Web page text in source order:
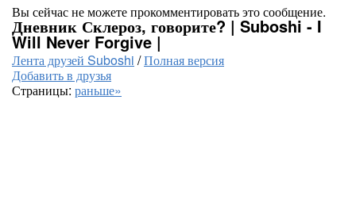
Вы сейчас не можете прокомментировать это сообщение.
Дневник Склероз, говорите? | Suboshi - I
Will Never Forgive |
Лента друзей Suboshi /Полная версия
Добавить в друзья
Страницы: раньше»